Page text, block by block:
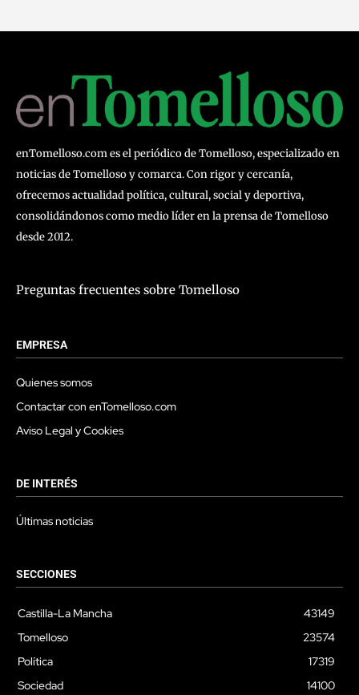
enTomelloso.com es el periódico de Tomelloso, especializado en
noticias de Tomelloso y comarca. Con rigor y cercanía,
ofrecemos actualidad política, cultural, social y deportiva,
consolidándonos como medio líder en la prensa de Tomelloso
desde 2012.
Preguntas frecuentes sobre Tomelloso
EMPRESA
Quienes somos
Contactar con enTomelloso.com
Aviso Legal y Cookies
DE INTERÉS
Últimas noticias
SECCIONES
Castilla-La Mancha
43149
Tomelloso
23574
Política
17319
Sociedad
14100